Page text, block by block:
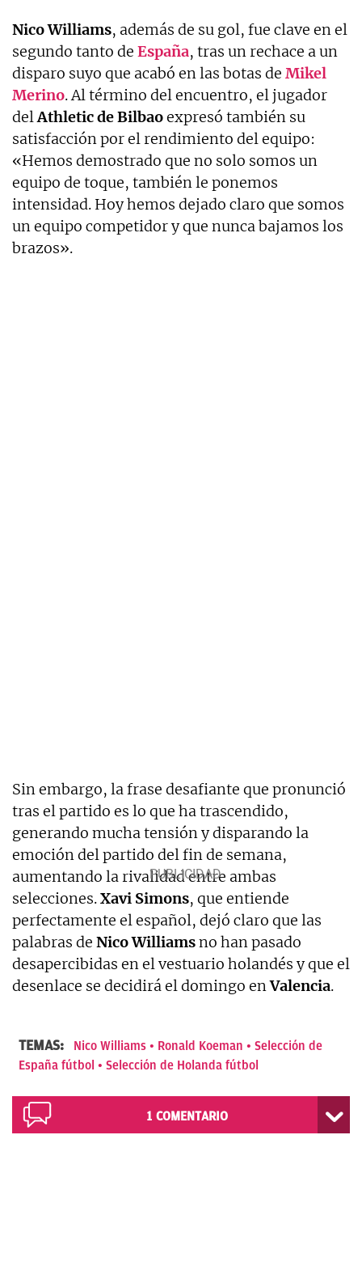
NicoWilliams, además de su gol, fue clave en el
segundo tanto de España, tras un rechace a un
disparo suyo que acabó en las botas de Mikel
Merino. Al término del encuentro, el jugador
delAthletic de Bilbaoexpresó también su
satisfacción por el rendimiento del equipo:
«Hemos demostrado que no solo somos un
equipo de toque, también le ponemos
intensidad. Hoy hemos dejado claro que somos
un equipo competidor y que nunca bajamos los
brazos».
Sin embargo, la frase desafiante que pronunció
tras el partido es lo que ha trascendido,
generando mucha tensión y disparando la
emoción del partido del fin de semana,
aumentando la rivalidad entre ambas
selecciones.Xavi Simons, que entiende
perfectamente el español, dejó claro que las
palabras de Nico Williamsno han pasado
desapercibidas en el vestuario holandés y que el
desenlace se decidirá el domingo enValencia.
TEMAS: Nico Williams Ronald Koeman
Selección de
España fútbol
Selección de Holanda fútbol
1 COMENTARIO